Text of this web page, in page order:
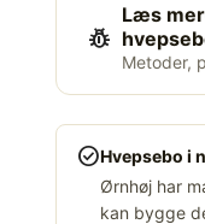
pest_control
Læs
Metoder,
check_circleHvepsebo i
Ørnhøj har
kan bygge